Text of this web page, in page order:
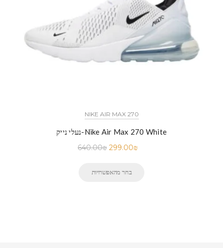
NIKE AIR MAX 270
נעלי נייק-Nike Air Max 270 White
640.00₪ 299.00₪
בחר מהאפשרויות